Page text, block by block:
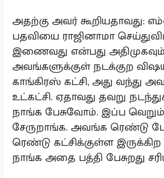
அதற்கு அவர் கூறியதாவது:
பதவியை ராஜினாமா
இணைவது என்பது
அவங்களுக்குள் நடக்குற
காங்கிரஸ் கட்சி, அது வந்து
உட்கட்சி. ஏதாவது தவறு
நாங்க பேசுவோம். இப்ப
சேருறாங்க. அவங்க ரெண்டு
ரெண்டு கட்சிக்குள்ள
நாங்க அதை பத்தி பேசுறது